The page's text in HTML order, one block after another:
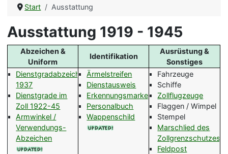
Start Ausstattung
Ausstattung 1919 - 1945
Abzeichen &
Uniform
Identifikation
Ausrüstung &
Sonstiges
Dienstgradabzeichen
1937
Dienstgrade im
Zoll 1922-45
Armwinkel /
Verwendungs-
Abzeichen
Ärmelstreifen
Dienstausweis
Erkennungsmarke
Personalbuch
Wappenschild
Fahrzeuge
Schiffe
Zollflugzeuge
Flaggen / Wimpel
Stempel
Marschlied des
Zollgrenzschutzes
Feldpost